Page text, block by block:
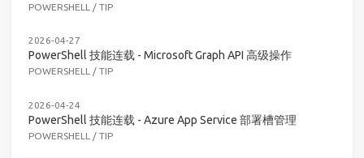
POWERSHELL / TIP
2026-04-27
PowerShell 技能连载 - Microsoft Graph API 高级操作
POWERSHELL / TIP
2026-04-24
PowerShell 技能连载 - Azure App Service 部署槽管理
POWERSHELL / TIP